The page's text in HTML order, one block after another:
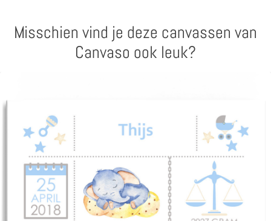
Misschien vind je deze canvassen van
Canvaso ook leuk?